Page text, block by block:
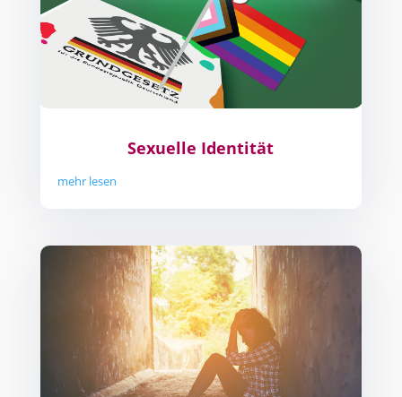
Sexuelle Identität
mehr lesen